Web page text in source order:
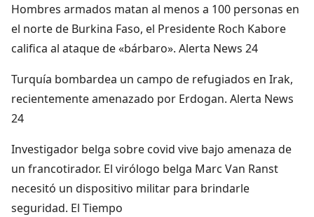
Hombres armados matan al menos a 100 personas en
el norte de Burkina Faso, el Presidente Roch Kabore
califica al ataque de «bárbaro». Alerta News 24
Turquía bombardea un campo de refugiados en Irak,
recientemente amenazado por Erdogan. Alerta News
24
Investigador belga sobre covid vive bajo amenaza de
un francotirador. El virólogo belga Marc Van Ranst
necesitó un dispositivo militar para brindarle
seguridad. El Tiempo